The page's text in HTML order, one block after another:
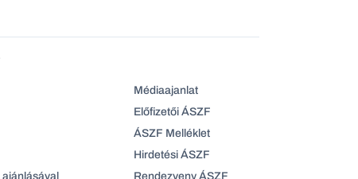
ajánlásával
Médiaajanlat
Előfizetői ÁSZF
ÁSZF Melléklet
Hirdetési ÁSZF
Rendezveny ÁSZF